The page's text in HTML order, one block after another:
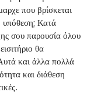
που βρίσκεται
υπόθεση; Κατά
σου παρουσία όλου
θα
και άλλα πολλά
και διάθεση